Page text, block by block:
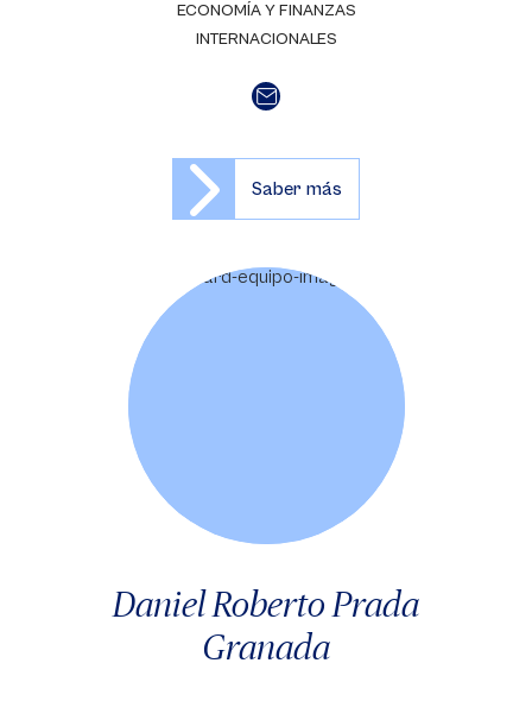
ECONOMÍA Y FINANZAS
INTERNACIONALES
Saber más
Daniel Roberto Prada
Granada